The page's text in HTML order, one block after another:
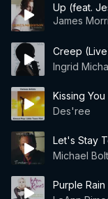
Up (feat.
James
Creep
Ingrid
Kissing
Des'ree
Let's Stay
Michael
Purple Rain